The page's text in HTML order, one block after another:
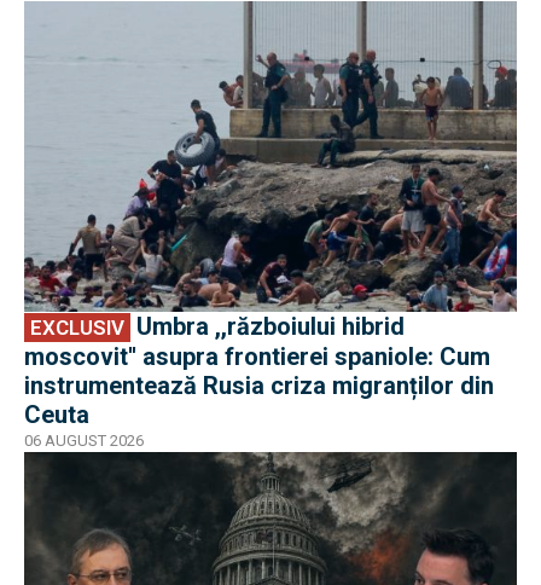
EXCLUSIV
moscovit'' asupra frontierei spaniole: Cum
instrumentează Rusia criza migranților din
Ceuta
06 AUGUST 2026